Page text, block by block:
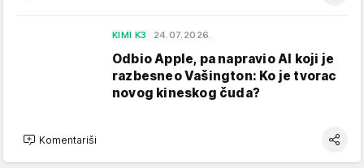
KIMI K3 24.07.2026.
Odbio Apple, pa napravio AI koji je
razbesneo Vašington: Ko je tvorac
novog kineskog čuda?
Komentariši